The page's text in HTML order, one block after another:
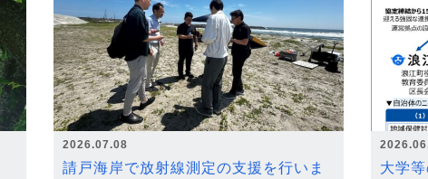
2026.07.08
請戸海岸で放射線測定の支援を行いま
大学